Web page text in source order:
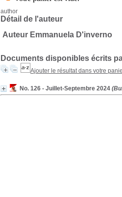
author
Détail de l'auteur
Auteur Emmanuela D'inverno
Documents disponibles écrits
Ajouter le résultat dans votre
No. 126 - Juillet-Septembre 2024